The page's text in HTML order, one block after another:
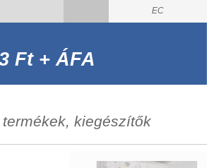
EC
Ft + ÁFA
kiegészítők